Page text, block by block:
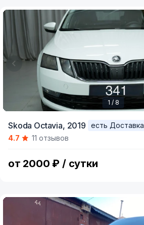
of
1 / 8
Skoda Octavia, 2019
есть Доставка
4.7
11 отзывов
от 2000 ₽ / сутки